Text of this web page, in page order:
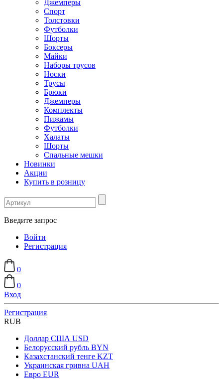
Джемперы
Спорт
Толстовки
Футболки
Шорты
Боксеры
Майки
Наборы трусов
Носки
Трусы
Брюки
Джемперы
Комплекты
Пижамы
Футболки
Халаты
Шорты
Спальные мешки
Новинки
Акции
Купить в розницу
Введите запрос
Войти
Регистрация
0
0
Вход
Регистрация
RUB
Доллар США USD
Белорусский рубль BYN
Казахстанский тенге KZT
Украинская гривна UAH
Евро EUR